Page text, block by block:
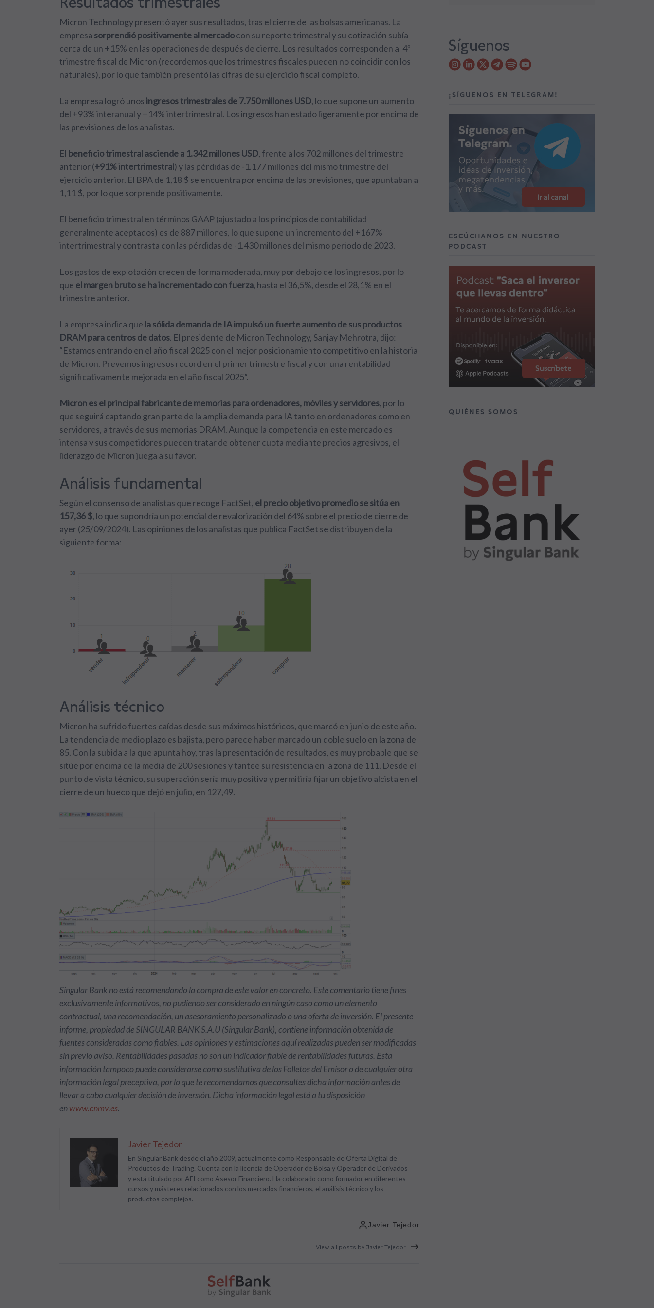
Micron Technology presentó ayer sus resultados, tras el cierre de las bolsas americanas. La
empresa sorprendió positivamente al mercadocon su reporte trimestral y su cotización subía
cerca de un +15% en las operaciones de después de cierre. Los resultados corresponden al 4º
trimestre fiscal de Micron (recordemos que los trimestres fiscales pueden no coincidir con los
naturales), por lo que también presentó las cifras de su ejercicio fiscal completo.
La empresa logró unosingresos trimestrales de 7.750 millones USD, lo que supone un aumento
del +93% interanual y +14% intertrimestral. Los ingresos han estado ligeramente por encima de
las previsiones de los analistas.
El beneficio trimestral asciende a 1.342 millones USD, frente a los 702 millones del trimestre
anterior (+91% intertrimestral) y las pérdidas de -1.177 millones del mismo trimestre del
ejercicio anterior. El BPA de 1,18 $ se encuentra por encima de las previsiones, que apuntaban a
1,11 $, por lo que sorprende positivamente.
El beneficio trimestral en términos GAAP (ajustado a los principios de contabilidad
generalmente aceptados) es de 887 millones, lo que supone un incremento del +167%
intertrimestral y contrasta con las pérdidas de -1.430 millones del mismo periodo de 2023.
Los gastos de explotación crecen de forma moderada, muy por debajo de los ingresos, por lo
que el margen bruto se ha incrementado con fuerza, hasta el 36,5%, desde el 28,1% en el
trimestre anterior.
La empresa indica que la sólida demanda de IA impulsó un fuerte aumento de sus productos
DRAM para centros de datos. El presidente de Micron Technology, Sanjay Mehrotra, dijo:
“Estamos entrando en el año fiscal 2025 con el mejor posicionamiento competitivo en la historia
de Micron. Prevemos ingresos récord en el primer trimestre fiscal y con una rentabilidad
significativamente mejorada en el año fiscal 2025”.
Micron es el principal fabricante de memorias para ordenadores, móviles y servidores, por lo
que seguirá captando gran parte de la amplia demanda para IA tanto en ordenadores como en
servidores, a través de sus memorias DRAM. Aunque la competencia en este mercado es
intensa y sus competidores pueden tratar de obtener cuota mediante precios agresivos, el
liderazgo de Micron juega a su favor.
Análisis fundamental
Según el consenso de analistas que recoge FactSet, el precio objetivo promedio se sitúa en
157,36 $, lo que supondría un potencial de revalorización del 64% sobre el precio de cierre de
ayer (25/09/2024). Las opiniones de los analistas que publica FactSet se distribuyen de la
siguiente forma:
Análisis técnico
Micron ha sufrido fuertes caídas desde sus máximos históricos, que marcó en junio de este año.
La tendencia de medio plazo es bajista, pero parece haber marcado un doble suelo en la zona de
85. Con la subida a la que apunta hoy, tras la presentación de resultados, es muy probable que se
sitúe por encima de la media de 200 sesiones y tantee su resistencia en la zona de 111. Desde el
punto de vista técnico, su superación sería muy positiva y permitiría fijar un objetivo alcista en el
cierre de un hueco que dejó en julio, en 127,49.
Singular Bank no está recomendando la compra de este valor en concreto. Este comentario tiene fines
exclusivamente informativos, no pudiendo ser considerado en ningún caso como un elemento
contractual, una recomendación, un asesoramiento personalizado o una oferta de inversión. El presente
informe, propiedad de SINGULAR BANK S.A.U (Singular Bank), contiene información obtenida de
fuentes consideradas como fiables. Las opiniones y estimaciones aquí realizadas pueden ser modificadas
sin previo aviso. Rentabilidades pasadas no son un indicador fiable de rentabilidades futuras. Esta
información tampoco puede considerarse como sustitutiva de los Folletos del Emisor o de cualquier otra
información legal preceptiva, por lo que te recomendamos que consultes dicha información antes de
llevar a cabo cualquier decisión de inversión. Dicha información legal está a tu disposición
enwww.cnmv.es.
Javier Tejedor
En Singular Bank desde el año 2009, actualmente como Responsable de Oferta Digital de
Productos de Trading. Cuenta con la licencia de Operador de Bolsa y Operador de Derivados
y está titulado por AFI como Asesor Financiero. Ha colaborado como formador en diferentes
cursos y másteres relacionados con los mercados financieros, el análisis técnico y los
productos complejos.
Javier Tejedor
View all posts by Javier Tejedor
Síguenos
¡SÍGUENOS EN TELEGRAM!
ESCÚCHANOS EN NUESTRO
PODCAST
QUIÉNES SOMOS